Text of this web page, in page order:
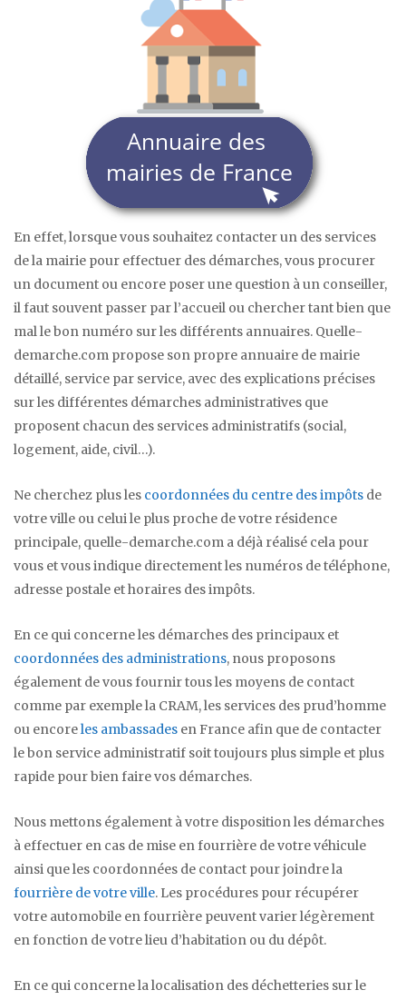
En effet, lorsque vous souhaitez contacter un des services
de la mairie pour effectuer des démarches, vous procurer
un document ou encore poser une question à un conseiller,
il faut souvent passer par l’accueil ou chercher tant bien que
mal le bon numéro sur les différents annuaires. Quelle-
demarche.com propose son propre annuaire de mairie
détaillé, service par service, avec des explications précises
sur les différentes démarches administratives que
proposent chacun des services administratifs (social,
logement, aide, civil…).
Ne cherchez plus les coordonnées du centre des impôts de
votre ville ou celui le plus proche de votre résidence
principale, quelle-demarche.com a déjà réalisé cela pour
vous et vous indique directement les numéros de téléphone,
adresse postale et horaires des impôts.
En ce qui concerne les démarches des principaux et
coordonnées des administrations, nous proposons
également de vous fournir tous les moyens de contact
comme par exemple la CRAM, les services des prud’homme
ou encoreles ambassades en France afin que de contacter
le bon service administratif soit toujours plus simple et plus
rapide pour bien faire vos démarches.
Nous mettons également à votre disposition les démarches
à effectuer en cas de mise en fourrière de votre véhicule
ainsi que les coordonnées de contact pour joindre la
fourrière de votre ville. Les procédures pour récupérer
votre automobile en fourrière peuvent varier légèrement
en fonction de votre lieu d’habitation ou du dépôt.
En ce qui concerne la localisation des déchetteries sur le